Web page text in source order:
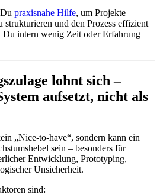
praxisnahe Hilfe, um Projekte
strukturieren und den Prozess effizient
Du intern wenig Zeit oder Erfahrung
lohnt sich –
aufsetzt, nicht als
„Nice-to-have“, sondern kann ein
sein – besonders für
Entwicklung, Prototyping,
Unsicherheit.
sind: